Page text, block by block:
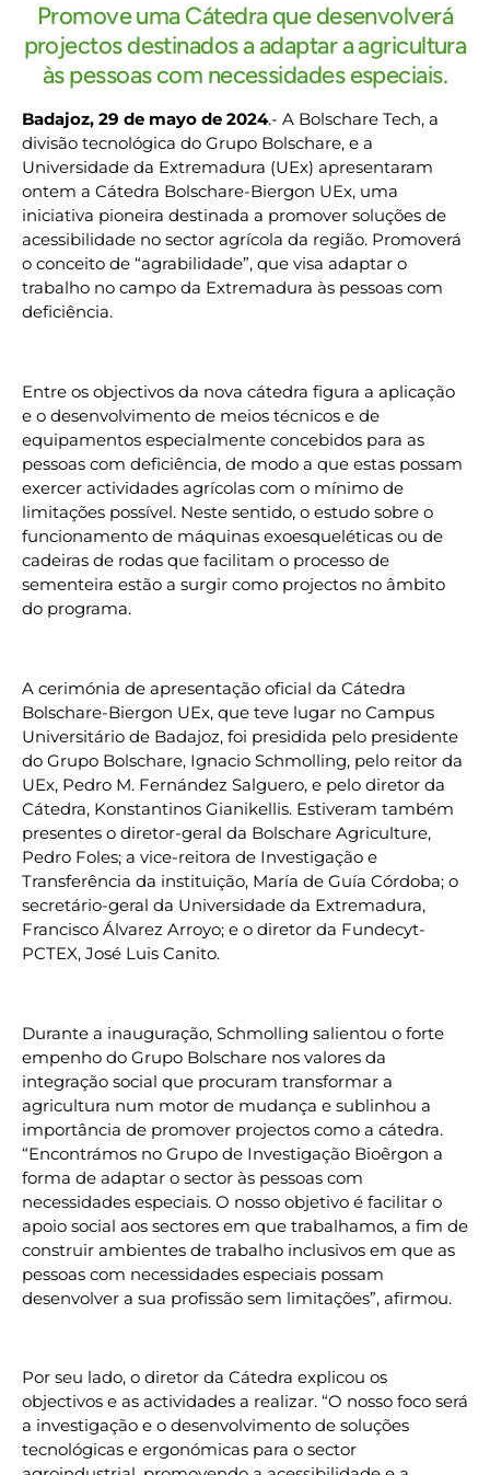
Promove uma Cátedra que desenvolverá
projectos destinados a adaptar a agricultura
às pessoas com necessidades especiais.
Badajoz, 29 de mayo de 2024.- A Bolschare Tech, a
divisão tecnológica do Grupo Bolschare, e a
Universidade da Extremadura (UEx) apresentaram
ontem a Cátedra Bolschare-Biergon UEx, uma
iniciativa pioneira destinada a promover soluções de
acessibilidade no sector agrícola da região. Promoverá
o conceito de “agrabilidade”, que visa adaptar o
trabalho no campo da Extremadura às pessoas com
deficiência.
Entre os objectivos da nova cátedra figura a aplicação
e o desenvolvimento de meios técnicos e de
equipamentos especialmente concebidos para as
pessoas com deficiência, de modo a que estas possam
exercer actividades agrícolas com o mínimo de
limitações possível. Neste sentido, o estudo sobre o
funcionamento de máquinas exoesqueléticas ou de
cadeiras de rodas que facilitam o processo de
sementeira estão a surgir como projectos no âmbito
do programa.
A cerimónia de apresentação oficial da Cátedra
Bolschare-Biergon UEx, que teve lugar no Campus
Universitário de Badajoz, foi presidida pelo presidente
do Grupo Bolschare, Ignacio Schmolling, pelo reitor da
UEx, Pedro M. Fernández Salguero, e pelo diretor da
Cátedra, Konstantinos Gianikellis. Estiveram também
presentes o diretor-geral da Bolschare Agriculture,
Pedro Foles; a vice-reitora de Investigação e
Transferência da instituição, María de Guía Córdoba; o
secretário-geral da Universidade da Extremadura,
Francisco Álvarez Arroyo; e o diretor da Fundecyt-
PCTEX, José Luis Canito.
Durante a inauguração, Schmolling salientou o forte
empenho do Grupo Bolschare nos valores da
integração social que procuram transformar a
agricultura num motor de mudança e sublinhou a
importância de promover projectos como a cátedra.
“Encontrámos no Grupo de Investigação Bioêrgon a
forma de adaptar o sector às pessoas com
necessidades especiais. O nosso objetivo é facilitar o
apoio social aos sectores em que trabalhamos, a fim de
construir ambientes de trabalho inclusivos em que as
pessoas com necessidades especiais possam
desenvolver a sua profissão sem limitações”, afirmou.
Por seu lado, o diretor da Cátedra explicou os
objectivos e as actividades a realizar. “O nosso foco será
a investigação e o desenvolvimento de soluções
tecnológicas e ergonómicas para o sector